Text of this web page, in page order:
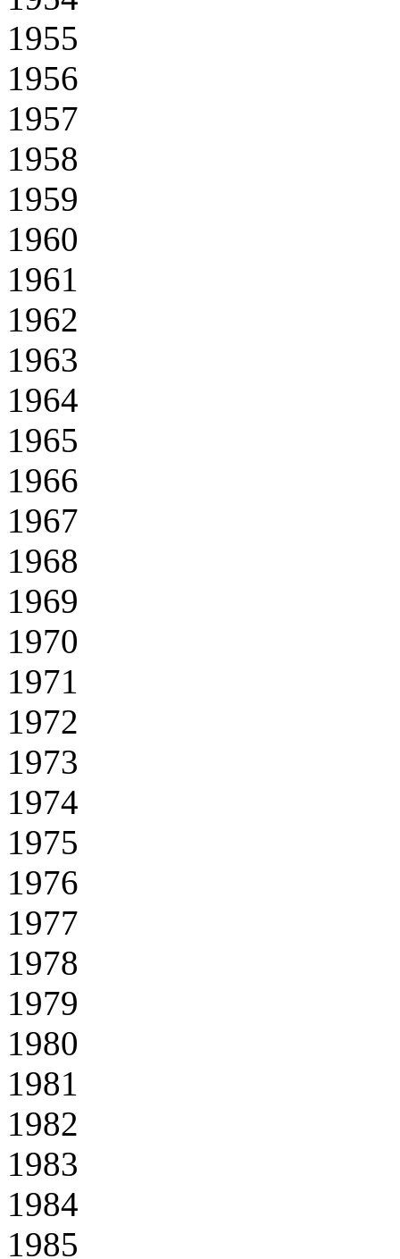
1955
1956
1957
1958
1959
1960
1961
1962
1963
1964
1965
1966
1967
1968
1969
1970
1971
1972
1973
1974
1975
1976
1977
1978
1979
1980
1981
1982
1983
1984
1985